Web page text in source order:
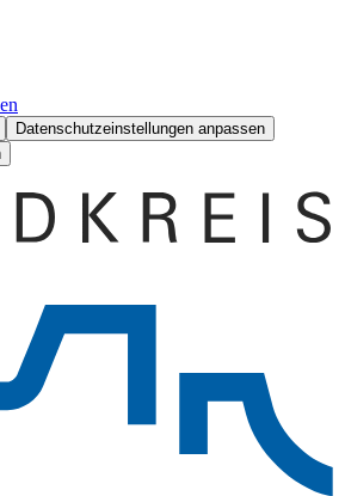
Datenschutzeinstellungen anpassen